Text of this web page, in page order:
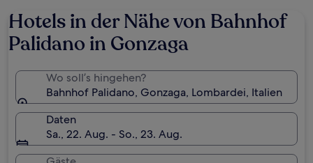
Hotels in der Nähe von Bahnhof
Palidano in Gonzaga
Wo soll’s hingehen?
Bahnhof Palidano, Gonzaga, Lombardei, Italien
Daten
Sa., 22. Aug. - So., 23. Aug.